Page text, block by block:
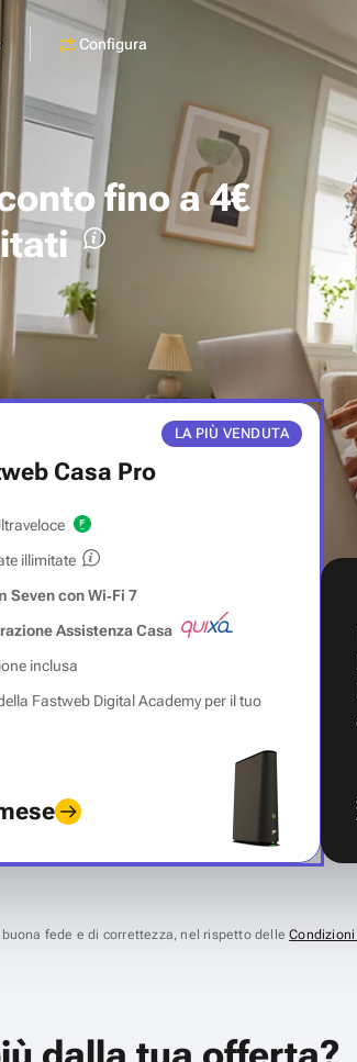
Configura
fino a 4€
LA PIÙ VENDUTA
Casa Pro
illimitate
Seven con Wi‑Fi 7
Assistenza Casa
inclusa
Fastweb Digital Academy per il tuo
buona fede e di correttezza, nel rispetto delle